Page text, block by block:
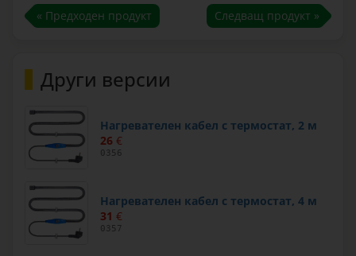
« Предходен продукт Следващ продукт »
Други версии
Нагревателен кабел с термостат, 2 м
26 €
0356
Нагревателен кабел с термостат, 4 м
31 €
0357